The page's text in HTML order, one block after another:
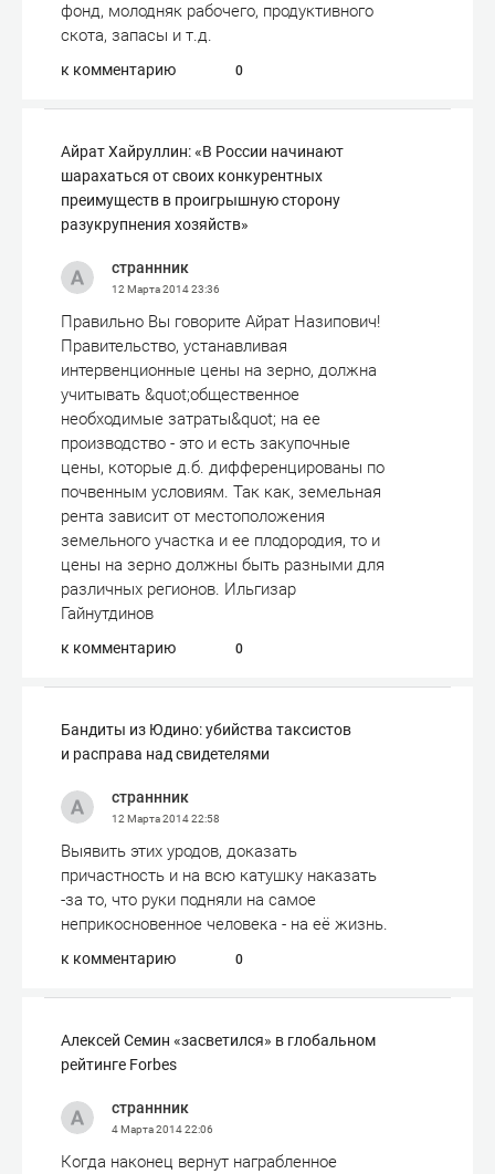
фонд, молодняк рабочего, продуктивного
скота, запасы и т.д.
к комментарию 0
Айрат Хайруллин: «В России начинают
шарахаться от своих конкурентных
преимуществ в проигрышную сторону
разукрупнения хозяйств»
страннник
12 Марта 201423:36
Правильно Вы говорите Айрат Назипович!
Правительство, устанавливая
интервенционные цены на зерно, должна
учитывать &quot;общественное
необходимые затраты&quot; на ее
производство - это и есть закупочные
цены, которые д.б. дифференцированы по
почвенным условиям. Так как, земельная
рента зависит от местоположения
земельного участка и ее плодородия, то и
цены на зерно должны быть разными для
различных регионов. Ильгизар
Гайнутдинов
к комментарию 0
Бандиты из Юдино: убийства таксистов
и расправа над свидетелями
страннник
12 Марта 201422:58
Выявить этих уродов, доказать
причастность и на всю катушку наказать
-за то, что руки подняли на самое
неприкосновенное человека - на её жизнь.
к комментарию 0
Алексей Семин «засветился» в глобальном
рейтинге Forbes
страннник
4 Марта 201422:06
Когда наконец вернут награбленное